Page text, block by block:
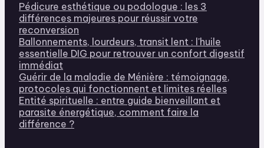
Pédicure esthétique ou podologue : les 3
différences majeures pour réussir votre
reconversion
Ballonnements, lourdeurs, transit lent : l'huile
essentielle DIG pour retrouver un confort digestif
immédiat
Guérir de la maladie de Ménière : témoignage,
protocoles qui fonctionnent et limites réelles
Entité spirituelle : entre guide bienveillant et
parasite énergétique, comment faire la
différence ?